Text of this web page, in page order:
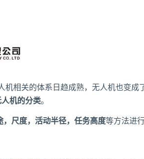
相关的体系日趋成熟，无人机也变成
人机的分类。
，尺度，活动半径，任务高度等方法进